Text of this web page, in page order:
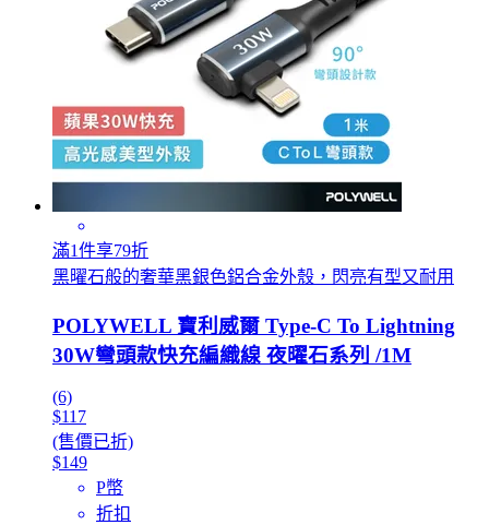
滿1件享79折
黑曜石般的奢華黑銀色鋁合金外殼，閃亮有型又耐用
POLYWELL 寶利威爾 Type-C To Lightning
30W彎頭款快充編織線 夜曜石系列 /1M
(6)
$117
(售價已折)
$149
P幣
折扣